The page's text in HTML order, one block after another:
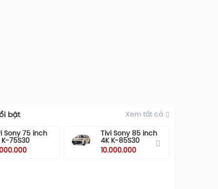
bật Xem tất cả
Sony 75 inch
K-75S30
Tivi Sony 85 inch
4K K-85S30
10.000.000